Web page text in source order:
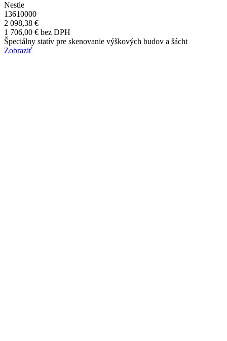
Nestle
13610000
2 098,38 €
1 706,00 € bez DPH
Špeciálny statív pre skenovanie výškových budov a šácht
Zobraziť